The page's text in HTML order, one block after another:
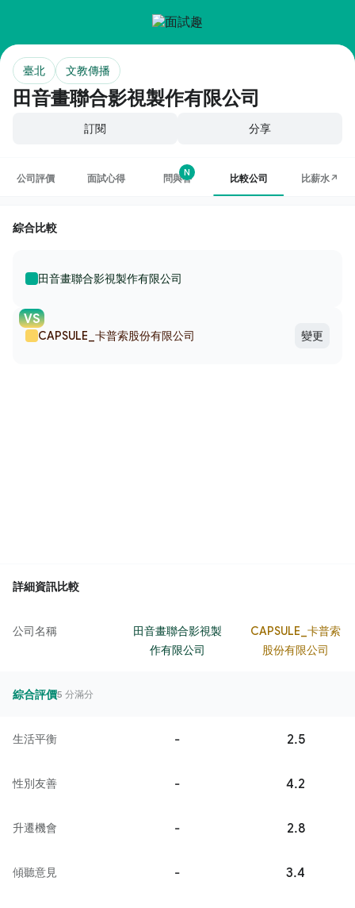
田音畫聯合影視製作有限公司
臺北 文教傳播
訂閱 分享
公司評價 面試心得
N
問與答 比較公司 比薪水↗
綜合比較
田音畫聯合影視製作有限公司
VS
CAPSULE_卡普索股份有限公司 變更
詳細資訊比較
公司名稱
田音畫聯合影視製
作有限公司
CAPSULE_卡普索
股份有限公司
綜合評價5 分滿分
生活平衡 - 2.5
性別友善 - 4.2
升遷機會 - 2.8
傾聽意見 - 3.4